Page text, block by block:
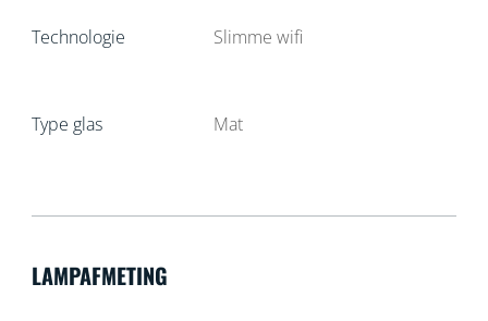
Technologie Slimme wifi
Type glas Mat
LAMPAFMETING